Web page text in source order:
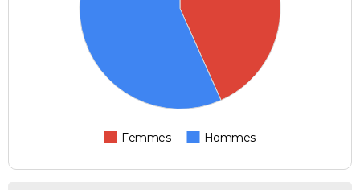
Femmes Hommes